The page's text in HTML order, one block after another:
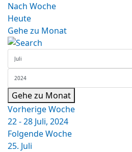
Nach Woche
Heute
Gehe zu Monat
Gehe zu Monat
Vorherige Woche
22 - 28 Juli, 2024
Folgende Woche
25. Juli